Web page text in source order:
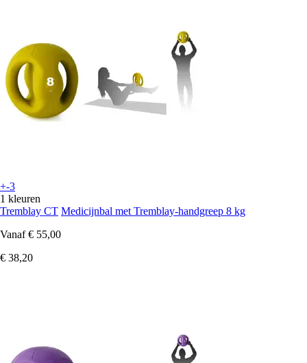
+-3
1 kleuren
Tremblay CT Medicijnbal met Tremblay-handgreep 8 kg
Vanaf € 55,00
€ 38,20